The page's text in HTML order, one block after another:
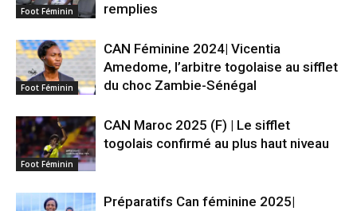
Foot Féminin
remplies
Foot Féminin
CAN Féminine 2024| Vicentia
Amedome, l’arbitre togolaise au sifflet
du choc Zambie-Sénégal
Foot Féminin
CAN Maroc 2025 (F) | Le sifflet
togolais confirmé au plus haut niveau
Préparatifs Can féminine 2025|